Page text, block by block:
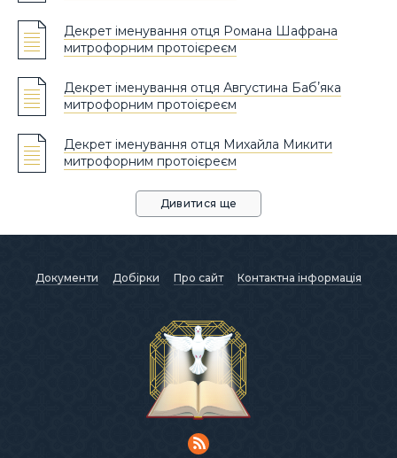
Декрет іменування отця Романа Шафрана
митрофорним протоієреєм
Декрет іменування отця Августина Бабʼяка
митрофорним протоієреєм
Декрет іменування отця Михайла Микити
митрофорним протоієреєм
Дивитися ще
Документи Добірки Про сайт Контактна інформація